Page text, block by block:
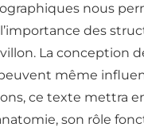
nous
des
La conception
même
ce texte mettra
son rôle